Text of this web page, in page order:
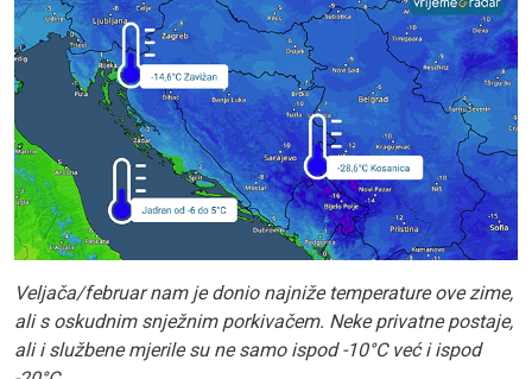
Veljača/februar nam je donio najniže temperature ove zime,
ali s oskudnim snježnim porkivačem. Neke privatne postaje,
ali i službene mjerile su ne samo ispod -10°C već i ispod